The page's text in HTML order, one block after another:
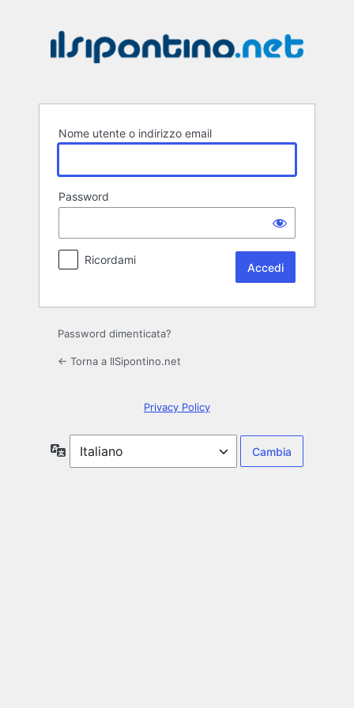
Nome utente o indirizzo email
Password
Ricordami
Password dimenticata?
← Torna a IlSipontino.net
Privacy Policy
Lingua